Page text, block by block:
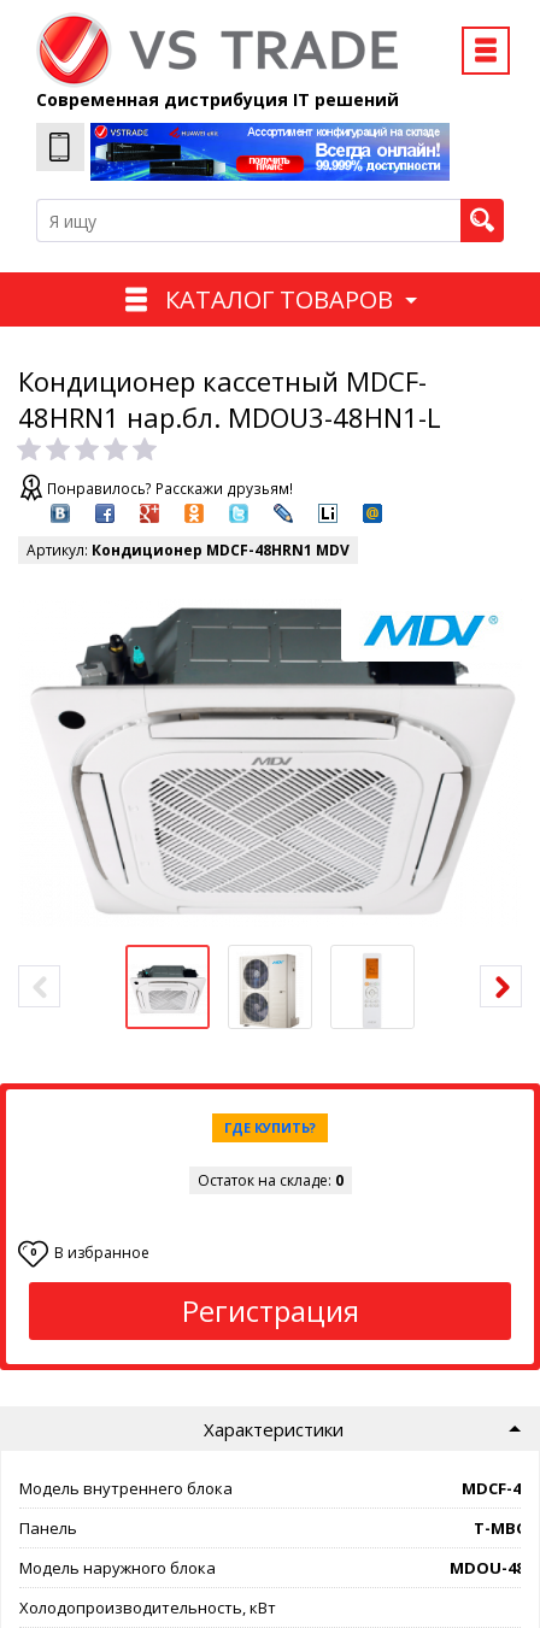
Современная дистрибуция IT решений
КАТАЛОГ ТОВАРОВ
Кондиционер кассетный MDCF-
48HRN1 нар.бл. MDOU3-48HN1-L
Понравилось? Расскажи друзьям!
Артикул: Кондиционер MDCF-48HRN1 MDV
ГДЕ КУПИТЬ?
Остаток на складе: 0
0 В избранное
Регистрация
Характеристики
Модель внутреннего блока
MDCF-
Панель
T-
Модель наружного блока
MDOU-
Холодопроизводительность, кВт